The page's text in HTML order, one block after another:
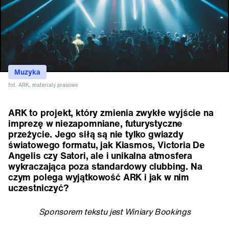
Muzyka
fot. ARK, materialy prasowe
ARK to projekt, który zmienia zwykłe wyjście na
imprezę w niezapomniane, futurystyczne
przeżycie. Jego siłą są nie tylko gwiazdy
światowego formatu, jak Kiasmos, Victoria De
Angelis czy Satori, ale i unikalna atmosfera
wykraczająca poza standardowy clubbing. Na
czym polega wyjątkowość ARK i jak w nim
uczestniczyć?
Sponsorem tekstu jest Winiary Bookings